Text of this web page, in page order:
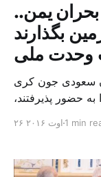
یمن..
بگذارند
وحدت ملی
سعودی جون کرى
حضور پذیرفتند،
شد و درباره
روزگذشته نشس
۲۶ اوت ۲۰۱۶ 1 min